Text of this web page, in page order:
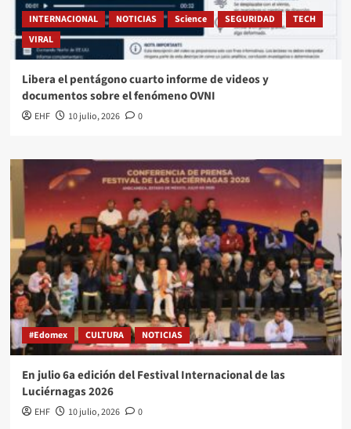
INTERNACIONAL NOTICIAS Science SEGURIDAD
TECH
VIRAL
Libera el pentágono cuarto informe de videos y
documentos sobre el fenómeno OVNI
EHF 10 julio, 2026 0
#Edomex CULTURA NOTICIAS
En julio 6a edición del Festival Internacional de las
Luciérnagas 2026
EHF 10 julio, 2026 0